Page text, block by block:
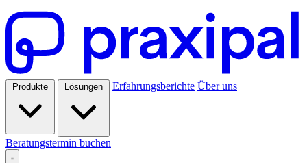
Produkte Lösungen Erfahrungsberichte Über uns
Beratungstermin buchen